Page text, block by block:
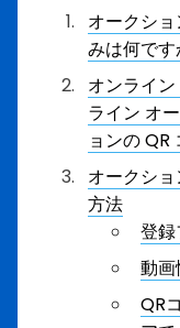
オークシ
みは何で
オンライ
ライン オ
ョンの QR
オークシ
方法
登録
動画
QR